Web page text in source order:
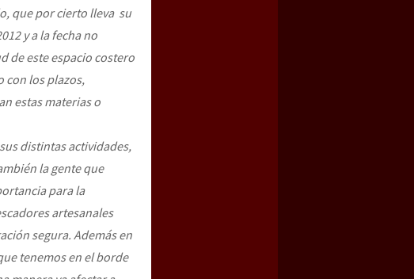
que por cierto lleva su
y a la fecha no
de este espacio costero
los plazos,
estas materias o
distintas actividades,
la gente que
para la
artesanales
segura. Además en
tenemos en el borde